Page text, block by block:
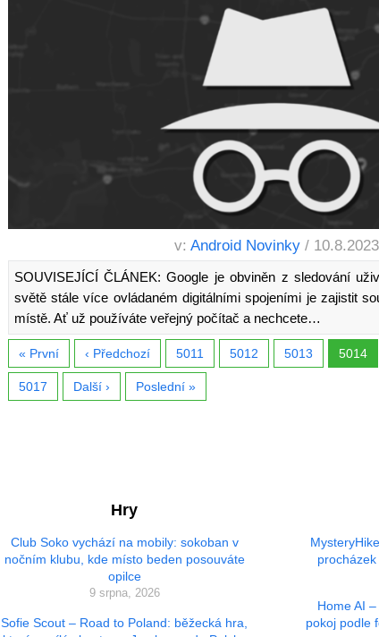
v:Android Novinky / 10.8.2023
SOUVISEJÍCÍ ČLÁNEK: Google je obviněn z sledování
světě stále více ovládaném digitálními spojeními je zajistit
místě. Ať už používáte veřejný počítač a nechcete…
« První ‹ Předchozí 5011 5012 5013 5014
5017 Další › Poslední »
Hry
Club Soko vychází na mobily: sokoban v
nočním klubu, kde místo beden posouváte
opilce
9 srpna, 2026
Sofie Scout – Road to Poland: běžecká hra,
Home AI
pokoj podle